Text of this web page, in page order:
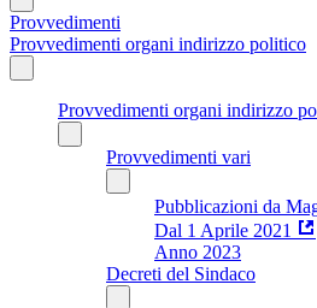
Provvedimenti
Provvedimenti organi indirizzo politico
Provvedimenti organi indirizzo
Provvedimenti vari
Pubblicazioni da
Dal 1 Aprile 2021
Anno 2023
Decreti del Sindaco